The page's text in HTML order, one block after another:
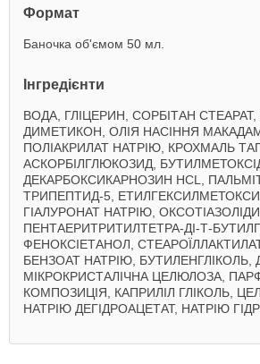
Формат
Баночка об'ємом 50 мл.
Інгредієнти
ВОДА, ГЛІЦЕРИН, СОРБІТАН СТЕАРАТ,
ДИМЕТИКОН, ОЛІЯ НАСІННЯ
ПОЛІАКРИЛАТ НАТРІЮ, КРОХМАЛЬ
АСКОРБІЛГЛЮКОЗИД,
ДЕКАРБОКСИКАРНОЗИН HCL,
ТРИПЕПТИД-5,
ГІАЛУРОНАТ НАТРІЮ,
ПЕНТАЕРИТРИТИЛТЕТРА-ДІ-Т-
ФЕНОКСІЕТАНОЛ,
БЕНЗОАТ НАТРІЮ, БУТИЛЕНГЛІКОЛЬ,
МІКРОКРИСТАЛІЧНА ЦЕЛЮЛОЗА,
КОМПОЗИЦІЯ, КАПРИЛІЛ ГЛІКОЛЬ,
НАТРІЮ ДЕГІДРОАЦЕТАТ, НАТРІЮ